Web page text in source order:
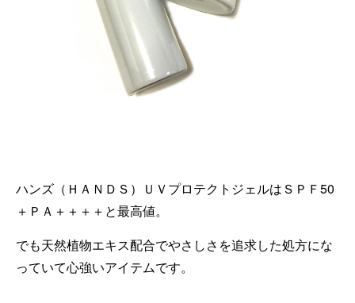
ハンズ（ＨＡＮＤＳ）ＵＶプロテクトジェルはＳＰＦ50
＋ＰＡ＋＋＋＋と最高値。
でも天然植物エキス配合でやさしさを追求した処方にな
っていて心強いアイテムです。